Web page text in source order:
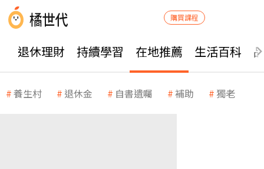
購買課程
退休理財 持續學習 在地推薦 生活百科
養生村 退休金 自書遺囑 補助 獨老